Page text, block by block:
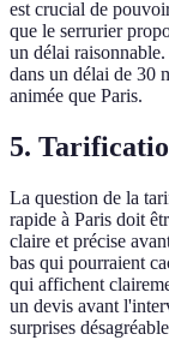
est crucial de
que le serrurier
un délai
dans un délai de 30
animée que Paris.
5.
La question de la
rapide à Paris doit
claire et précise
bas qui pourraient
qui affichent
un devis avant
surprises